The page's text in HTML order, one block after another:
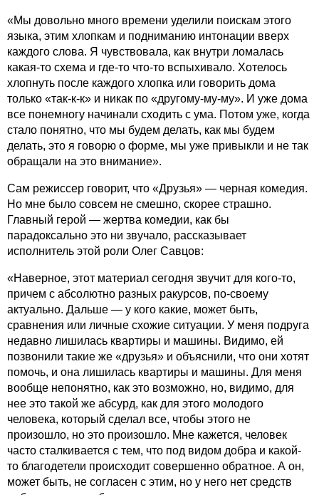
«Мы довольно много времени уделили поискам этого
языка, этим хлопкам и подниманию интонации вверх
каждого слова. Я чувствовала, как внутри ломалась
какая-то схема и где-то что-то вспыхивало. Хотелось
хлопнуть после каждого хлопка или говорить дома
только «так-к-к» и никак по «другому-му-му». И уже дома
все понемногу начинали сходить с ума. Потом уже, когда
стало понятно, что мы будем делать, как мы будем
делать, это я говорю о форме, мы уже привыкли и не так
обращали на это внимание».
Сам режиссер говорит, что «Друзья» — черная комедия.
Но мне было совсем не смешно, скорее страшно.
Главный герой — жертва комедии, как бы
парадоксально это ни звучало, рассказывает
исполнитель этой роли Олег Савцов:
«Наверное, этот материал сегодня звучит для кого-то,
причем с абсолютно разных ракурсов, по-своему
актуально. Дальше — у кого какие, может быть,
сравнения или личные схожие ситуации. У меня подруга
недавно лишилась квартиры и машины. Видимо, ей
позвонили такие же «друзья» и объяснили, что они хотят
помочь, и она лишилась квартиры и машины. Для меня
вообще непонятно, как это возможно, но, видимо, для
нее это такой же абсурд, как для этого молодого
человека, который сделал все, чтобы этого не
произошло, но это произошло. Мне кажется, человек
часто сталкивается с тем, что под видом добра и какой-
то благодетели происходит совершенно обратное. А он,
может быть, не согласен с этим, но у него нет средств